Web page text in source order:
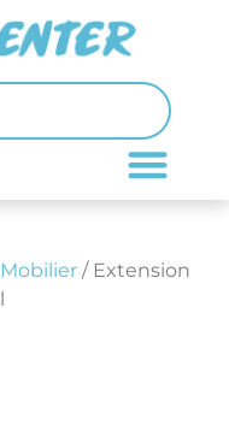
Mobilier/ Extension